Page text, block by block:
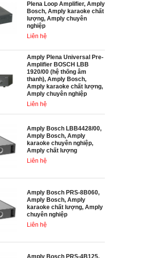
Plena Loop Amplifier, Amply
Bosch, Amply karaoke chất
lượng, Amply chuyên
nghiệp
Liên hệ
Amply Plena Universal Pre-
Amplifier BOSCH LBB
1920/00 (hệ thống âm
thanh), Amply Bosch,
Amply karaoke chất lượng,
Amply chuyên nghiệp
Liên hệ
Amply Bosch LBB4428/00,
Amply Bosch, Amply
karaoke chuyên nghiệp,
Amply chất lượng
Liên hệ
Amply Bosch PRS-8B060,
Amply Bosch, Amply
karaoke chất lượng, Amply
chuyên nghiệp
Liên hệ
Amply Bosch PRS-4B125,